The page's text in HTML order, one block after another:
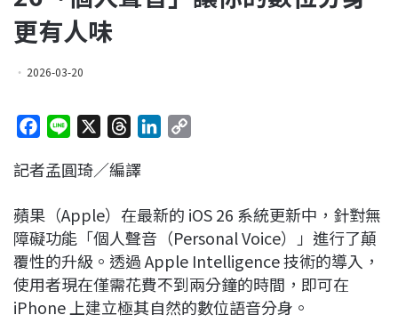
更有人味
2026-03-20
c
b
o
o
k
n
r
a
d
s
e
d
I
n
L
i
n
k
記者孟圓琦／編譯
蘋果（Apple）在最新的 iOS 26 系統更新中，針對無
障礙功能「個人聲音（Personal Voice）」進行了顛
覆性的升級。透過 Apple Intelligence 技術的導入，
使用者現在僅需花費不到兩分鐘的時間，即可在
iPhone 上建立極其自然的數位語音分身。